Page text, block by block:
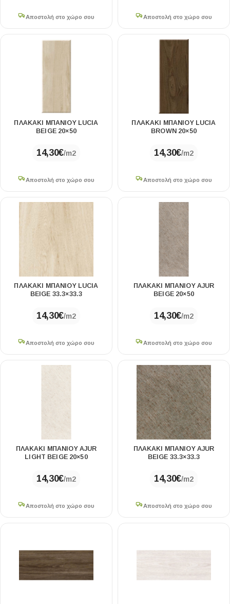
Αποστολή στο χώρο σου Αποστολή στο χώρο σου
ΠΛΑΚΑΚΙ ΜΠΑΝΙΟΥ LUCIA
BEIGE 20×50
14,30€/m2
Αποστολή στο χώρο σου
ΠΛΑΚΑΚΙ ΜΠΑΝΙΟΥ LUCIA
BROWN 20×50
14,30€/m2
Αποστολή στο χώρο σου
ΠΛΑΚΑΚΙ ΜΠΑΝΙΟΥ LUCIA
BEIGE 33.3×33.3
14,30€/m2
Αποστολή στο χώρο σου
ΠΛΑΚΑΚΙ ΜΠΑΝΙΟΥ AJUR
BEIGE 20×50
14,30€/m2
Αποστολή στο χώρο σου
ΠΛΑΚΑΚΙ ΜΠΑΝΙΟΥ AJUR
LIGHT BEIGE 20×50
14,30€/m2
Αποστολή στο χώρο σου
ΠΛΑΚΑΚΙ ΜΠΑΝΙΟΥ AJUR
BEIGE 33.3×33.3
14,30€/m2
Αποστολή στο χώρο σου